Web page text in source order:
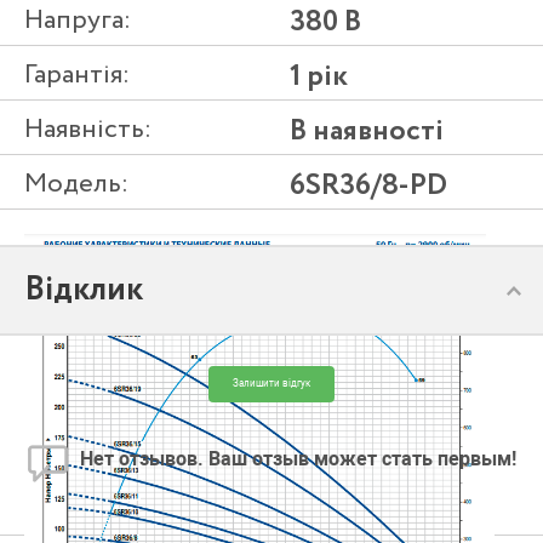
Напруга: 380 В
Гарантія: 1 рік
Наявність: В наявності
Модель: 6SR36/8-PD
Відклик
Залишити відгук
Нет отзывов. Ваш отзыв может стать первым!